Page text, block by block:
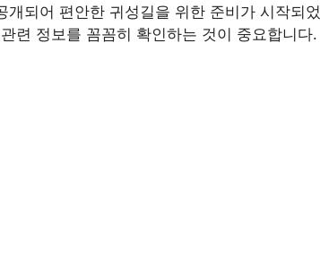
되어 편안한 귀성길을 위한 준비가 시작되었
련 정보를 꼼꼼히 확인하는 것이 중요합니다.